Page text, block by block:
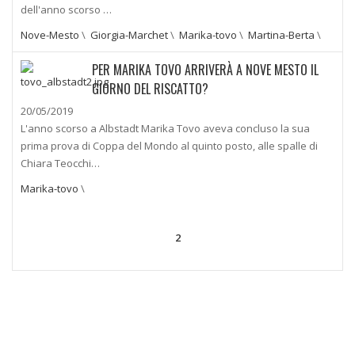
dell'anno scorso …
Nove-Mesto \ Giorgia-Marchet\ Marika-tovo \ Martina-Berta \
PER MARIKA TOVO ARRIVERÀ A NOVE MESTO IL
GIORNO DEL RISCATTO?
20/05/2019
L'anno scorso a Albstadt Marika Tovo aveva concluso la sua
prima prova di Coppa del Mondo al quinto posto, alle spalle di
Chiara Teocchi…
Marika-tovo \
2